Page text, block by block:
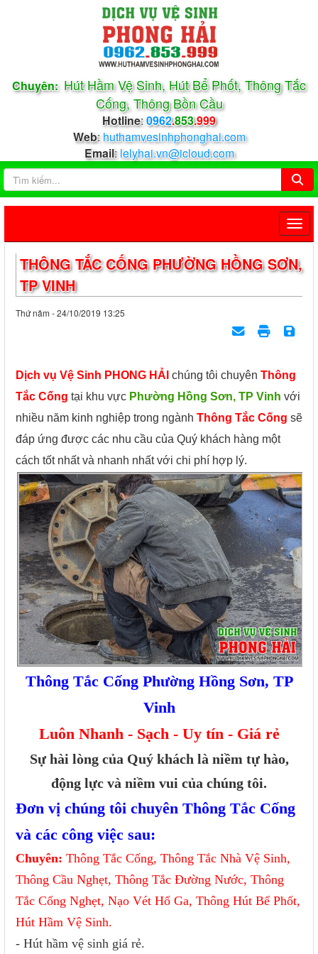
Chuyên: Hút Hầm Vệ Sinh, Hút Bể Phốt, Thông Tắc
Cống, Thông Bồn Cầu
Hotline:0962.853.999
Web: huthamvesinhphonghai.com
Email:lelyhai.vn@icloud.com
THÔNG TẮC CỐNG PHƯỜNG HỒNG SƠN,
TP VINH
Thứ năm - 24/10/2019 13:25
Dịch vụ Vệ Sinh PHONG HẢI chúng tôi chuyên Thông
Tắc Cống tại khu vực Phường Hồng Sơn, TP Vinh với
nhiều năm kinh nghiệp trong ngành Thông Tắc Cống sẽ
đáp ứng được các nhu cầu của Quý khách hàng một
cách tốt nhất và nhanh nhất với chi phí hợp lý.
Thông Tắc Cống Phường Hồng Sơn, TP
Vinh
Luôn Nhanh - Sạch - Uy tín - Giá rẻ
Sự hài lòng của Quý khách là niềm tự hào,
động lực và niềm vui của chúng tôi.
Đơn vị chúng tôi chuyên Thông Tắc Cống
và các công việc sau:
Chuyên: Thông Tắc Cống, Thông Tắc Nhà Vệ Sinh,
Thông Cầu Nghẹt, Thông Tắc Đường Nước, Thông
Tắc Cống Nghẹt, Nạo Vét Hố Ga, Thông Hút Bể Phốt,
Hút Hầm Vệ Sinh.
- Hút hầm vệ sinh giá rẻ.